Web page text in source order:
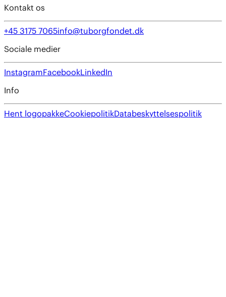
Kontakt os
+45 3175 7065info@tuborgfondet.dk
Sociale medier
InstagramFacebookLinkedIn
Info
Hent logopakkeCookiepolitikDatabeskyttelsespolitik